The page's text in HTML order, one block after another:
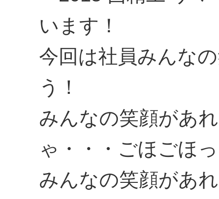
います！
今回は社員みんな
う！
みんなの笑顔があ
ゃ・・・ごほごほ
みんなの笑顔があ